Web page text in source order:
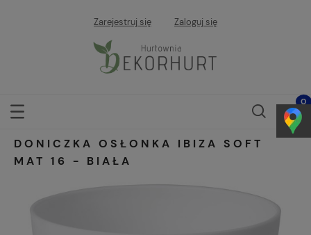
Zarejestruj się Zaloguj się
DONICZKA OSŁONKA IBIZA SOFT
MAT 16 - BIAŁA